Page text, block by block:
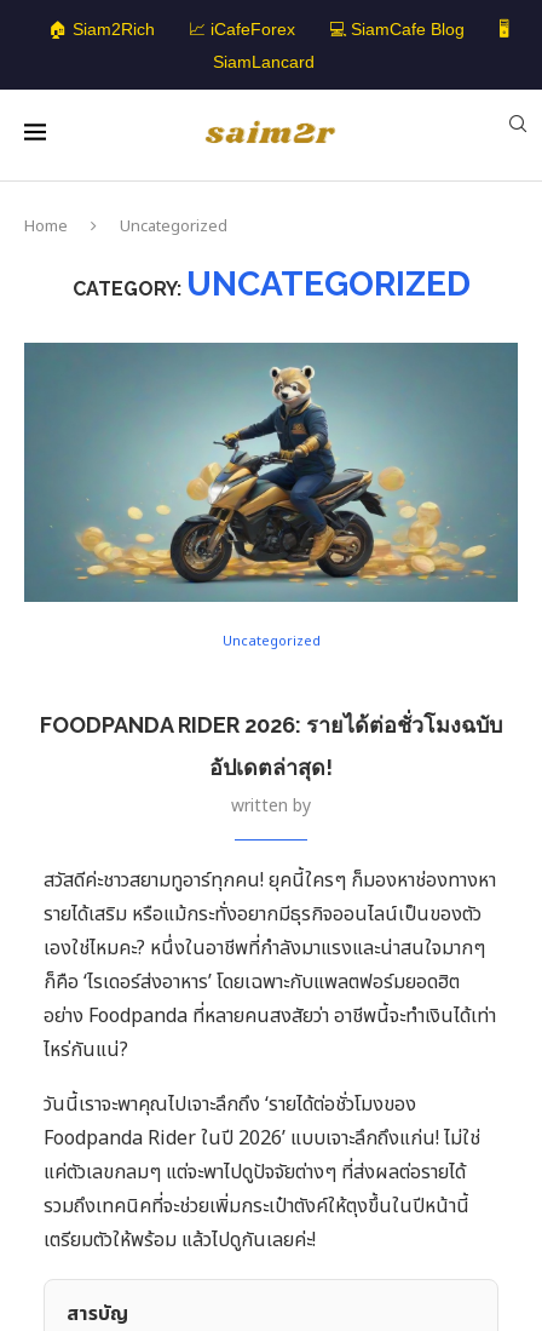
🏠 Siam2Rich 📈 iCafeForex 💻 SiamCafe Blog
🖥️
SiamLancard
Home Uncategorized
CATEGORY: UNCATEGORIZED
Uncategorized
FOODPANDA RIDER 2026: รายได้ต่อชั่วโมงฉบับ
อัปเดตล่าสุด!
written by
สวัสดีค่ะชาวสยามทูอาร์ทุกคน! ยุคนี้ใครๆ ก็มองหาช่องทางหา
รายได้เสริม หรือแม้กระทั่งอยากมีธุรกิจออนไลน์เป็นของตัว
เองใช่ไหมคะ? หนึ่งในอาชีพที่กำลังมาแรงและน่าสนใจมากๆ
ก็คือ ‘ไรเดอร์ส่งอาหาร’ โดยเฉพาะกับแพลตฟอร์มยอดฮิต
อย่าง Foodpanda ที่หลายคนสงสัยว่า อาชีพนี้จะทำเงินได้เท่า
ไหร่กันแน่?
วันนี้เราจะพาคุณไปเจาะลึกถึง ‘รายได้ต่อชั่วโมงของ
Foodpanda Rider ในปี 2026’ แบบเจาะลึกถึงแก่น! ไม่ใช่
แค่ตัวเลขกลมๆ แต่จะพาไปดูปัจจัยต่างๆ ที่ส่งผลต่อรายได้
รวมถึงเทคนิคที่จะช่วยเพิ่มกระเป๋าตังค์ให้ตุงขึ้นในปีหน้านี้
เตรียมตัวให้พร้อม แล้วไปดูกันเลยค่ะ!
สารบัญ